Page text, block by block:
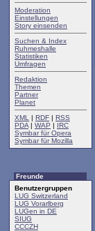
Moderation
Einstellungen
Story einsenden
Suchen & Index
Ruhmeshalle
Statistiken
Umfragen
Redaktion
Themen
Partner
Planet
XML
| RDF | RSS
PDA | WAP | IRC
Symbar für Opera
Symbar für Mozilla
Freunde
Benutzergruppen
LUG Switzerland
LUG Vorarlberg
LUGen in DE
SIUG
CCCZH